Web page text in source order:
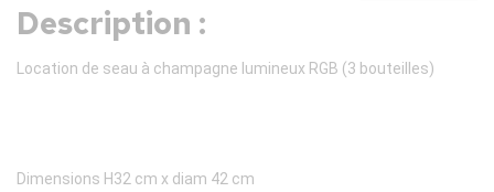
Description :
Location de seau à champagne lumineux RGB (3 bouteilles)
Dimensions H32 cm x diam 42 cm